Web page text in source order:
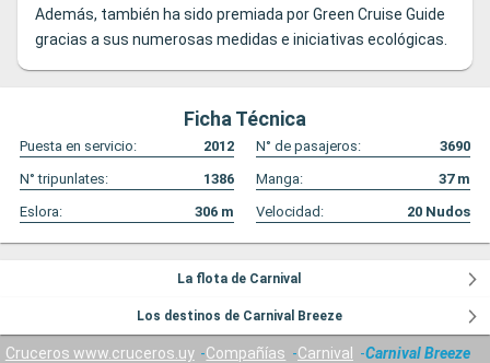
Además, también ha sido premiada por Green Cruise Guide
gracias a sus numerosas medidas e iniciativas ecológicas.
Ficha Técnica
Puesta en servicio: 2012 N° de pasajeros:
3690
N° tripunlates:
1386 Manga: 37m
Eslora:
306 m Velocidad: 20 Nudos
La flota de Carnival
Los destinos de Carnival Breeze
Cruceros www.cruceros.uy Compañías Carnival Carnival Breeze